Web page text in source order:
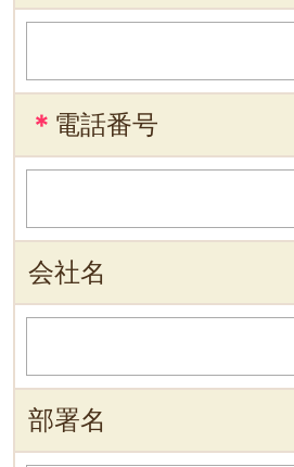
＊ 電話番号
会社名
部署名